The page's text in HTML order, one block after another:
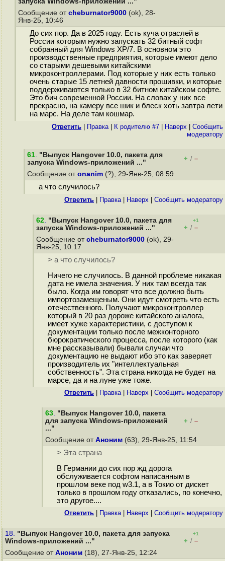
Сообщение от cheburnator9000 (ok), 28-
Янв-25, 10:46
До сих пор. Да в 2025 году. Есть куча отраслей в
России которым нужно запускать 32 битный софт
собранный для Windows XP/7. В основном это
производственные предприятия, которые имеют дело
со старыми дешевыми китайскими
микроконтроллерами. Под которые у них есть только
очень старые 15 летней давности прошивки, и которые
поддерживаются только в 32 битном китайском софте.
Это бич современной России. На словах у них все
прекрасно, на камеру все шик и блеск хоть завтра лети
на марс. На деле там кошмар.
Ответить Правка| К родителю #7 Наверх
Cообщить
модератору
61. "Выпуск Hangover 10.0, пакета для
запуска Windows-приложений ..."
+ / –
Сообщение от onanim (?), 29-Янв-25, 08:59
а что случилось?
Ответить Правка| Наверх Cообщить модератору
62. "Выпуск Hangover 10.0, пакета для
запуска Windows-приложений ..."
+1
+ / –
Сообщение от cheburnator9000 (ok), 29-
Янв-25, 10:17
> а что случилось?
Ничего не случилось. В данной проблеме никакая
дата не имела значения. У них там всегда так
было. Когда им говорят что все должно быть
импортозамещеным. Они идут смотреть что есть
отечественного. Получают микроконтроллер
который в 20 раз дороже китайского аналога,
имеет хуже характеристики, с доступом к
документации только после межконторного
бюрократического процесса, после которого (как
мне рассказывали) бывали случаи что
документацию не выдают ибо это как заверяет
производитель их "интеллектуальная
собственность". Эта страна никогда не будет на
марсе, да и на луне уже тоже.
Ответить Правка| Наверх Cообщить модератору
63. "Выпуск Hangover 10.0, пакета
для запуска Windows-приложений
..."
+ / –
Сообщение от Аноним (63), 29-Янв-25, 11:54
> Эта страна
В Германии до сих пор жд дорога
обслуживается софтом написанным в
прошлом веке под w3.1, а в Токио от дискет
только в прошлом году отказались, по конечно,
это другое....
Ответить Правка| Наверх Cообщить модератору
18. "Выпуск Hangover 10.0, пакета для запуска
Windows-приложений ..."
+1
+ / –
Сообщение от Аноним (18), 27-Янв-25, 12:24